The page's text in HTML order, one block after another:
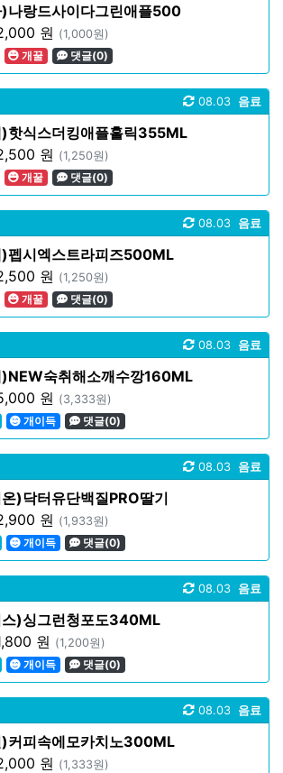
)나랑드사이다그린애플500
원 (1,000원)
개꿀 댓글(0)
음료
08.03
)핫식스더킹애플홀릭355ML
원 (1,250원)
개꿀 댓글(0)
음료
08.03
)펩시엑스트라피즈500ML
원 (1,250원)
개꿀 댓글(0)
음료
08.03
)NEW숙취해소깨수깡160ML
원 (3,333원)
개이득 댓글(0)
음료
08.03
)닥터유단백질PRO딸기
원 (1,933원)
개이득 댓글(0)
음료
08.03
스)싱그런청포도340ML
원 (1,200원)
개이득 댓글(0)
음료
08.03
)커피속에모카치노300ML
원 (1,333원)